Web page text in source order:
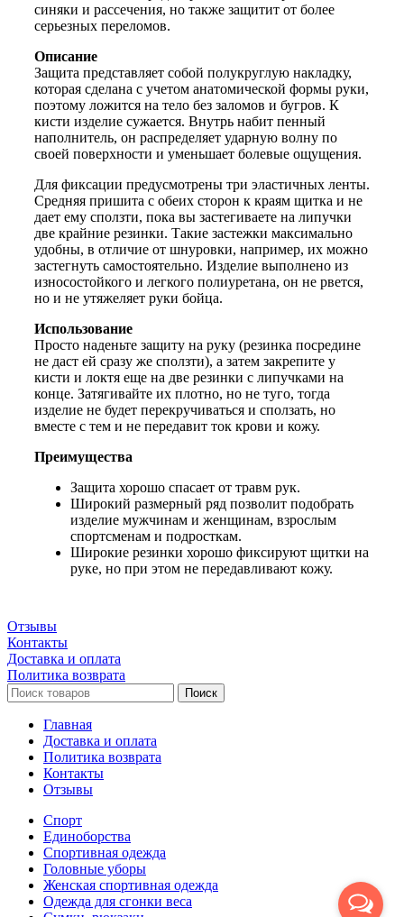
синяки и рассечения, но также защитит от более
серьезных переломов.
Описание
Защита представляет собой полукруглую накладку,
которая сделана с учетом анатомической формы руки,
поэтому ложится на тело без заломов и бугров. К
кисти изделие сужается. Внутрь набит пенный
наполнитель, он распределяет ударную волну по
своей поверхности и уменьшает болевые ощущения.
Для фиксации предусмотрены три эластичных ленты.
Средняя пришита с обеих сторон к краям щитка и не
дает ему сползти, пока вы застегиваете на липучки
две крайние резинки. Такие застежки максимально
удобны, в отличие от шнуровки, например, их можно
застегнуть самостоятельно. Изделие выполнено из
износостойкого и легкого полиуретана, он не рвется,
но и не утяжеляет руки бойца.
Использование
Просто наденьте защиту на руку (резинка посредине
не даст ей сразу же сползти), а затем закрепите у
кисти и локтя еще на две резинки с липучками на
конце. Затягивайте их плотно, но не туго, тогда
изделие не будет перекручиваться и сползать, но
вместе с тем и не передавит ток крови и кожу.
Преимущества
Защита хорошо спасает от травм рук.
Широкий размерный ряд позволит подобрать
изделие мужчинам и женщинам, взрослым
спортсменам и подросткам.
Широкие резинки хорошо фиксируют щитки на
руке, но при этом не передавливают кожу.
Отзывы
Контакты
Доставка и оплата
Политика возврата
Поиск
Главная
Доставка и оплата
Политика возврата
Контакты
Отзывы
Спорт
Единоборства
Cпортивная одежда
Головные уборы
Женская спортивная одежда
Одежда для сгонки веса